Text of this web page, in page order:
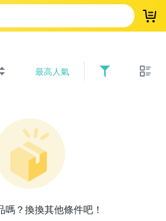
登
最高人氣
嗎？換換其他條件吧！